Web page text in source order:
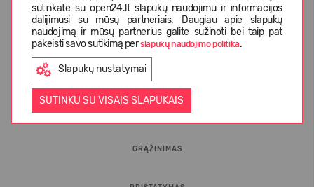
sutinkate su open24.lt slapukų naudojimu ir informacijos
dalijimusi su mūsų partneriais. Daugiau apie slapukų
naudojimą ir mūsų partnerius galite sužinoti bei taip pat
pakeisti savo sutikimą perslapukų naudojimo politika.
Slapukų nustatymai
SUTINKU SU VISAIS SLAPUKAIS
INFORMACIJA PIRKĖJUI
GRĄŽINIMAS